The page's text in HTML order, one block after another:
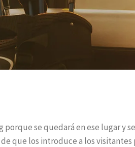
se quedará en ese lugar y
que los introduce a los